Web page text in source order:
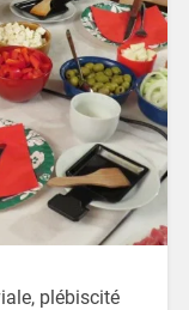
plébiscité